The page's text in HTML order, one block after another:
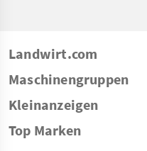
Landwirt.com
Maschinengruppen
Kleinanzeigen
Top Marken